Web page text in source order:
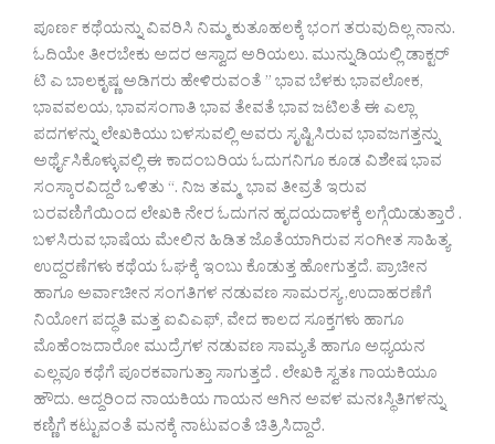
ಪೂರ್ಣ ಕಥೆಯನ್ನು ವಿವರಿಸಿ ನಿಮ್ಮ ಕುತೂಹಲಕ್ಕೆ ಭಂಗ ತರುವುದಿಲ್ಲ ನಾನು.
ಓದಿಯೇ ತೀರಬೇಕು ಅದರ ಆಸ್ವಾದ ಅರಿಯಲು. ಮುನ್ನುಡಿಯಲ್ಲಿ ಡಾಕ್ಟರ್
ಟಿ ಎ ಬಾಲಕೃಷ್ಣ ಅಡಿಗರು ಹೇಳಿರುವಂತೆ ” ಭಾವ ಬೆಳಕು ಭಾವಲೋಕ,
ಭಾವವಲಯ, ಭಾವಸಂಗಾತಿ ಭಾವ ತೇವತೆ ಭಾವ ಜಟಿಲತೆ ಈ ಎಲ್ಲಾ
ಪದಗಳನ್ನು ಲೇಖಕಿಯು ಬಳಸುವಲ್ಲಿ ಅವರು ಸೃಷ್ಟಿಸಿರುವ ಭಾವಜಗತ್ತನ್ನು
ಅರ್ಥೈಸಿಕೊಳ್ಳುವಲ್ಲಿ ಈ ಕಾದಂಬರಿಯ ಓದುಗನಿಗೂ ಕೂಡ ವಿಶೇಷ ಭಾವ
ಸಂಸ್ಕಾರವಿದ್ದರೆ ಒಳಿತು “. ನಿಜ ತಮ್ಮ ಭಾವ ತೀವ್ರತೆ ಇರುವ
ಬರವಣಿಗೆಯಿಂದ ಲೇಖಕಿ ನೇರ ಓದುಗನ ಹೃದಯದಾಳಕ್ಕೆ ಲಗ್ಗೆಯಿಡುತ್ತಾರೆ .
ಬಳಸಿರುವ ಭಾಷೆಯ ಮೇಲಿನ ಹಿಡಿತ ಜೊತೆಯಾಗಿರುವ ಸಂಗೀತ ಸಾಹಿತ್ಯ
ಉದ್ದರಣೆಗಳು ಕಥೆಯ ಓಘಕ್ಕೆ ಇಂಬು ಕೊಡುತ್ತ ಹೋಗುತ್ತದೆ. ಪ್ರಾಚೀನ
ಹಾಗೂ ಅರ್ವಾಚೀನ ಸಂಗತಿಗಳ ನಡುವಣ ಸಾಮರಸ್ಯ ,ಉದಾಹರಣೆಗೆ
ನಿಯೋಗ ಪದ್ಧತಿ ಮತ್ತ ಐವಿಎಫ್, ವೇದ ಕಾಲದ ಸೂಕ್ತಗಳು ಹಾಗೂ
ಮೊಹೆಂಜದಾರೋ ಮುದ್ರೆಗಳ ನಡುವಣ ಸಾಮ್ಯತೆ ಹಾಗೂ ಅಧ್ಯಯನ
ಎಲ್ಲವೂ ಕಥೆಗೆ ಪೂರಕವಾಗುತ್ತಾ ಸಾಗುತ್ತದೆ . ಲೇಖಕಿ ಸ್ವತಃ ಗಾಯಕಿಯೂ
ಹೌದು. ಆದ್ದರಿಂದ ನಾಯಕಿಯ ಗಾಯನ ಆಗಿನ ಅವಳ ಮನಃಸ್ಥಿತಿಗಳನ್ನು
ಕಣ್ಣಿಗೆ ಕಟ್ಟುವಂತೆ ಮನಕ್ಕೆ ನಾಟುವಂತೆ ಚಿತ್ರಿಸಿದ್ದಾರೆ.